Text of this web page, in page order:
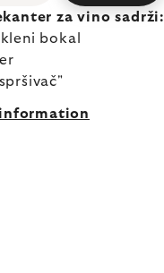
za vino sadrži:
bokal